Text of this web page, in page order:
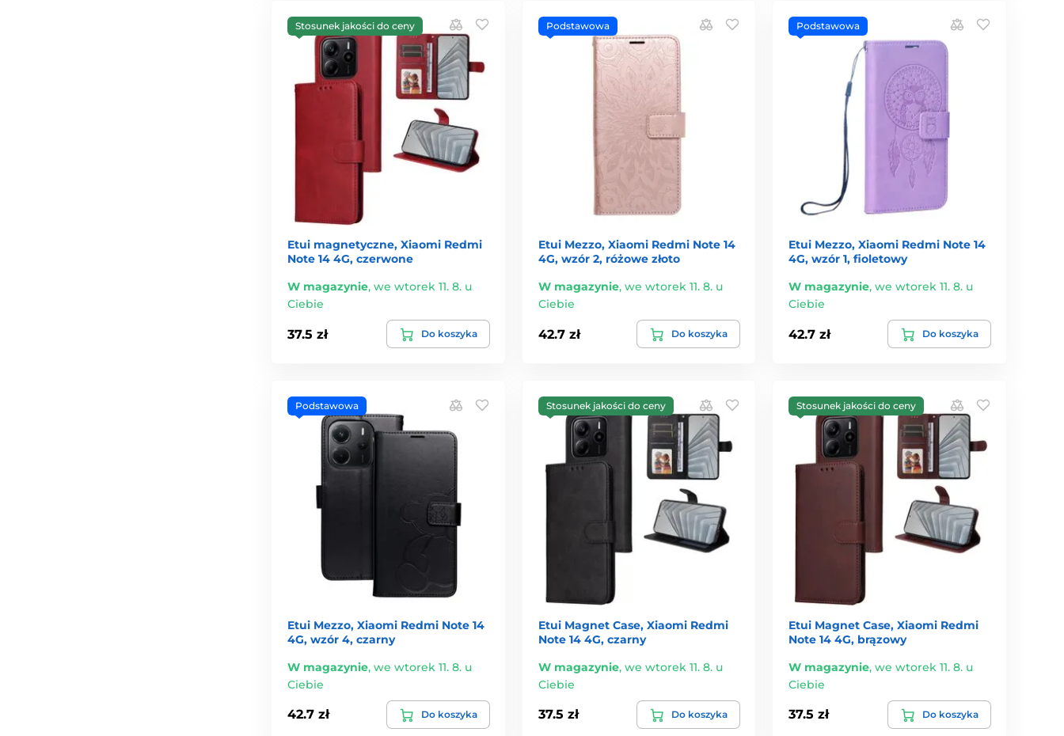
Stosunek jakości do ceny
Etui magnetyczne, Xiaomi Redmi
Note 14 4G, czerwone
W magazynie, we wtorek 11. 8. u
Ciebie
37.5 zł Do koszyka
Podstawowa
Etui Mezzo, Xiaomi Redmi Note 14
4G, wzór 2, różowe złoto
W magazynie, we wtorek 11. 8. u
Ciebie
42.7 zł Do koszyka
Podstawowa
Etui Mezzo, Xiaomi Redmi Note 14
4G, wzór 1, fioletowy
W magazynie,we wtorek 11. 8. u
Ciebie
42.7 zł Do koszyka
Podstawowa
Etui Mezzo, Xiaomi Redmi Note 14
4G, wzór 4, czarny
W magazynie, we wtorek 11. 8. u
Ciebie
42.7 zł Do koszyka
Stosunek jakości do ceny
Etui Magnet Case, Xiaomi Redmi
Note 14 4G, czarny
W magazynie, we wtorek 11. 8. u
Ciebie
37.5 zł Do koszyka
Stosunek jakości do ceny
Etui Magnet Case, Xiaomi Redmi
Note 14 4G, brązowy
W magazynie,we wtorek 11. 8. u
Ciebie
37.5 zł Do koszyka